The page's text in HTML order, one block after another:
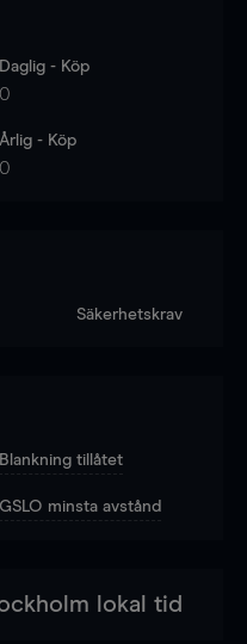
Daglig - Köp
0
Årlig - Köp
0
Säkerhetskrav
Blankning tillåtet
GSLO minsta avstånd
lokal tid